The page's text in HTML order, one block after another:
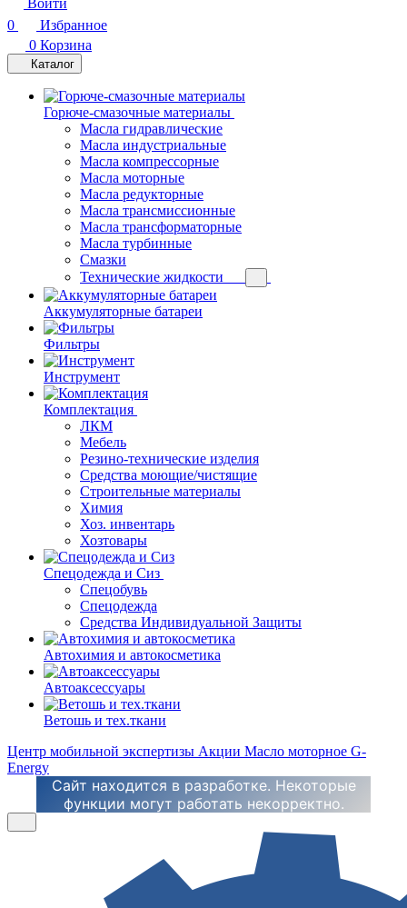
Войти
0
Избранное
0 Корзина
Каталог
Горюче-смазочные материалы
Масла гидравлические
Масла индустриальные
Масла компрессорные
Масла моторные
Масла редукторные
Масла трансмиссионные
Масла трансформаторные
Масла турбинные
Смазки
Технические жидкости
Аккумуляторные батареи
Фильтры
Инструмент
Комплектация
ЛКМ
Мебель
Резино-технические изделия
Средства моющие/чистящие
Строительные материалы
Химия
Хоз. инвентарь
Хозтовары
Спецодежда и Сиз
Спецобувь
Спецодежда
Средства Индивидуальной Защиты
Автохимия и автокосметика
Автоаксессуары
Ветошь и тех.ткани
Центр мобильной экспертизы Акции Масло моторное G-
Energy
Сайт находится в разработке. Некоторые
функции могут работать некорректно.